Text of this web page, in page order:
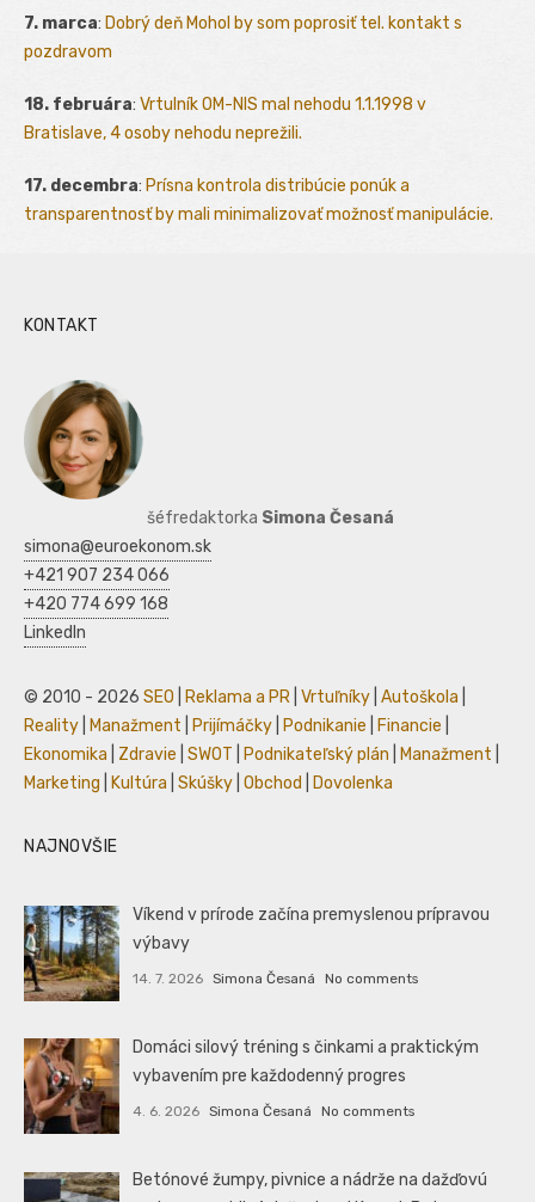
7. marca: Dobrý deň Mohol by som poprosiť tel. kontakt s
pozdravom
18. februára: Vrtulník OM-NIS mal nehodu 1.1.1998 v
Bratislave, 4 osoby nehodu neprežili.
17. decembra: Prísna kontrola distribúcie ponúk a
transparentnosť by mali minimalizovať možnosť manipulácie.
KONTAKT
šéfredaktorka Simona Česaná
simona@euroekonom.sk
+421 907 234 066
+420 774 699 168
LinkedIn
© 2010 - 2026 SEO Reklama a PR Vrtuľníky Autoškola
Reality
Manažment Prijímáčky Podnikanie Financie
Ekonomika
Zdravie SWOT Podnikateľský plán Manažment
Marketing
Kultúra Skúšky Obchod Dovolenka
NAJNOVŠIE
Víkend v prírode začína premyslenou prípravou
výbavy
14. 7. 2026 Simona Česaná No comments
Domáci silový tréning s činkami a praktickým
vybavením pre každodenný progres
4. 6. 2026 Simona Česaná No comments
Betónové žumpy, pivnice a nádrže na dažďovú